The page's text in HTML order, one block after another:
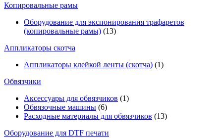
Копировальные рамы
Оборудование для экспонирования трафаретов
(копировальные рамы) (13)
Аппликаторы скотча
Аппликаторы клейкой ленты (скотча) (1)
Обвязчики
Аксессуары для обвязчиков (1)
Обвязочные машины (6)
Расходные материалы для обвязчиков (13)
Оборудование для DTF печати